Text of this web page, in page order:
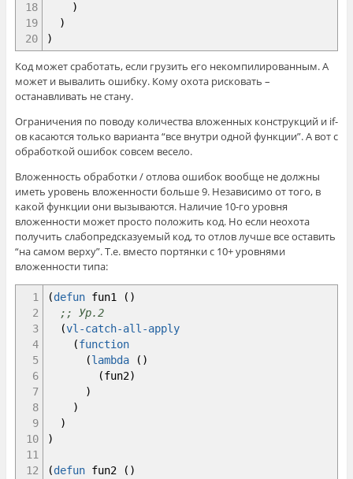
18
19
20
)
)
)
Код может сработать, если грузить его некомпилированным. А
может и вывалить ошибку. Кому охота рисковать –
останавливать не стану.
Ограничения по поводу количества вложенных конструкций и if-
ов касаются только варианта “все внутри одной функции”. А вот с
обработкой ошибок совсем весело.
Вложенность обработки / отлова ошибок вообще не должны
иметь уровень вложенности больше 9. Независимо от того, в
какой функции они вызываются. Наличие 10-го уровня
вложенности может просто положить код. Но если неохота
получить слабопредсказуемый код, то отлов лучше все оставить
“на самом верху”. Т.е. вместо портянки с 10+ уровнями
вложенности типа:
1
2
3
4
5
6
7
8
9
10
11
12
(defunfun1 ( )
;; Ур.2
(vl-catch-all-apply
(function
(lambda ( )
(fun2)
)
)
)
)
(defunfun2 ( )